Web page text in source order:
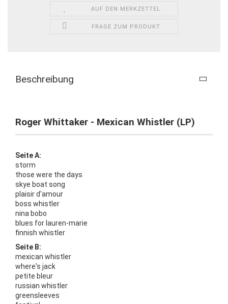
AUF DEN MERKZETTEL
FRAGE ZUM PRODUKT
Beschreibung
Roger Whittaker - Mexican Whistler (LP)
Seite A:
storm
those were the days
skye boat song
plaisir d'amour
boss whistler
nina bobo
blues for lauren-marie
finnish whistler
Seite B:
mexican whistler
where's jack
petite bleur
russian whistler
greensleeves